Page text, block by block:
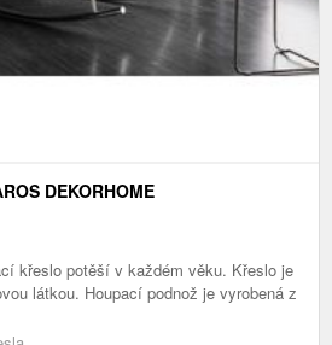
DEKORHOME
křeslo potěší v každém věku. Křeslo je
látkou. Houpací podnož je vyrobená z